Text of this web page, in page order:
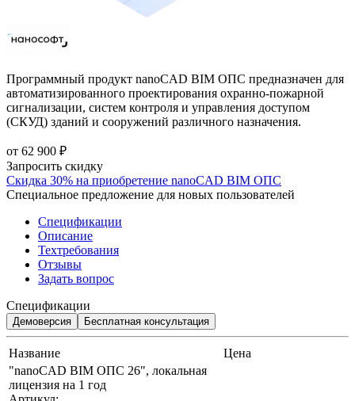
Программный продукт nanoCAD BIM ОПС предназначен для
автоматизированного проектирования охранно-пожарной
сигнализации, систем контроля и управления доступом
(СКУД) зданий и сооружений различного назначения.
от 62 900 ₽
Запросить скидку
Скидка 30% на приобретение nanoCAD BIM ОПС
Специальное предложение для новых пользователей
Спецификации
Описание
Техтребования
Отзывы
Задать вопрос
Спецификации
Демоверсия Бесплатная консультация
Название
Цена
"nanoCAD BIM ОПС 26", локальная
лицензия на 1 год